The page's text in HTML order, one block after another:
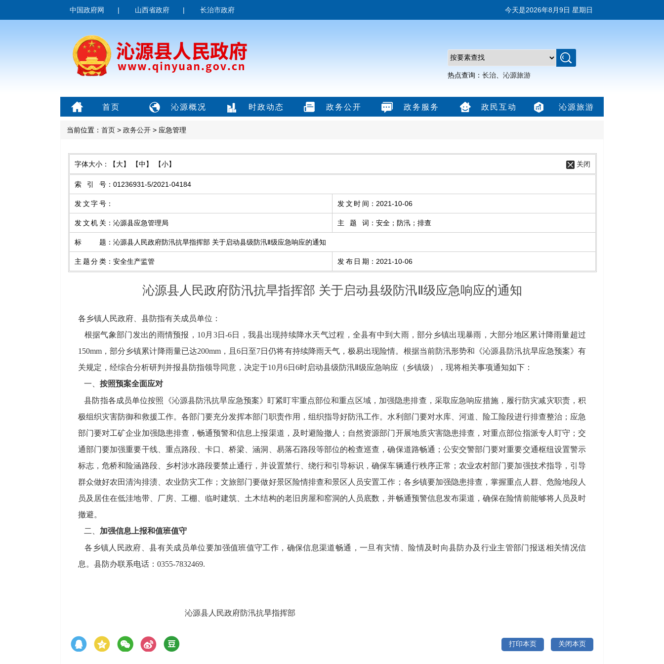
中国政府网 | 山西省政府 | 长治市政府 今天是2026年8月9日 星期日
热点查询： 长治 沁源旅游
首页 沁源概况 时政动态 政务公开 政务服务 政民互动 沁源旅游
当前位置： 首页 > 政务公开 > 应急管理
字体大小： 【大】 【中】 【小】 关闭
索引号 ： 01236931-5/2021-04184
发文字号 ： 发文时间 ： 2021-10-06
发文机关 ： 沁源县应急管理局 主题词 ： 安全；防汛；排查
标题 ： 沁源县人民政府防汛抗旱指挥部 关于启动县级防汛Ⅱ级应急响应的通知
主题分类 ： 安全生产监管 发布日期 ： 2021-10-06
沁源县人民政府防汛抗旱指挥部 关于启动县级防汛Ⅱ级应急响应的通知
各乡镇人民政府、县防指有关成员单位：
根据气象部门发出的雨情预报， 10月3日-6日
，我县出现持续降水天气过程，全县有中到大雨，部分乡镇出现暴雨，大部分地区累计降雨量超过
150mm，部分乡镇累计降雨量已达200mm，且6日至7日仍将有持续降雨天气，极易出现险情。根据当前防汛形势和《沁源县防汛抗旱应急预案》有
关规定，经综合分析研判并报县防指领导同意，决定于10月6日6时启动县级防汛 Ⅱ级应急响应（乡镇级），现将相关事项通知如下：
一、 按照预案全面应对
县防指各成员单位按照《沁源县防汛抗旱应急预案》盯紧盯牢重点部位和重点区域，加强隐患排查，采取应急响应措施，履行防灾减灾职责，积
极组织灾害防御和救援工作。各部门要充分发挥本部门职责作用，组织指导好防汛工作。水利部门要对水库、河道、险工险段进行排查整治；应急
部门要对工矿企业加强隐患排查，畅通预警和信息上报渠道，及时避险撤人；自然资源部门开展地质灾害隐患排查，对重点部位指派专人盯守；交
通部门要加强重要干线、重点路段、卡口、桥梁、涵洞、易落石路段等部位的检查巡查，确保道路畅通；公安交警部门要对重要交通枢纽设置警示
标志，危桥和险涵路段、乡村涉水路段要禁止通行，并设置禁行、绕行和引导标识，确保车辆通行秩序正常；农业农村部门要加强技术指导，引导
群众做好农田清沟排渍、农业防灾工作；文旅部门要做好景区险情排查和景区人员安置工作；各乡镇要加强隐患排查，掌握重点人群、危险地段人
员及居住在低洼地带、厂房、工棚、临时建筑、土木结构的老旧房屋和窑洞的人员底数，并畅通预警信息发布渠道，确保在险情前能够将人员及时
撤避。
二、 加强信息上报和值班值守
各乡镇人民政府、县有关成员单位要加强值班值守工作，确保信息渠道畅通，一旦有灾情、险情及时向县防办及行业主管部门报送相关情况信
息。县防办联系电话： 0355-7832469.
沁源县人民政府防汛抗旱指挥部
打印本页 关闭本页